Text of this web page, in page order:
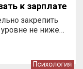
к зарплате
закрепить
не ниже…
Психология